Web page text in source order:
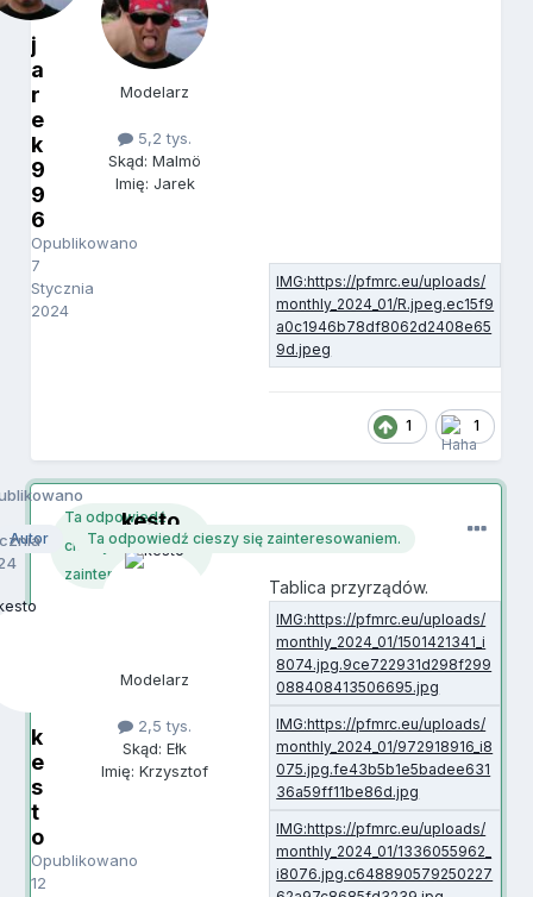
j
a
r
e
k
9
9
6
Opublikowano
7
Stycznia
2024
Modelarz
5,2 tys.
Skąd: Malmö
Imię: Jarek
1 1
Ta odpowiedź
cieszy się
zainteresowaniem.
k
e
s
t
o
Opublikowano
12
kesto
Modelarz
2,5 tys.
Skąd: Ełk
Imię: Krzysztof
Autor Ta odpowiedź cieszy się zainteresowaniem.
Tablica przyrządów.